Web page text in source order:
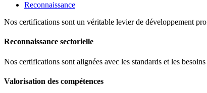
Reconnaissance
Nos certifications sont un véritable levier de développement
Reconnaissance sectorielle
Nos certifications sont alignées avec les standards et les
Valorisation des compétences